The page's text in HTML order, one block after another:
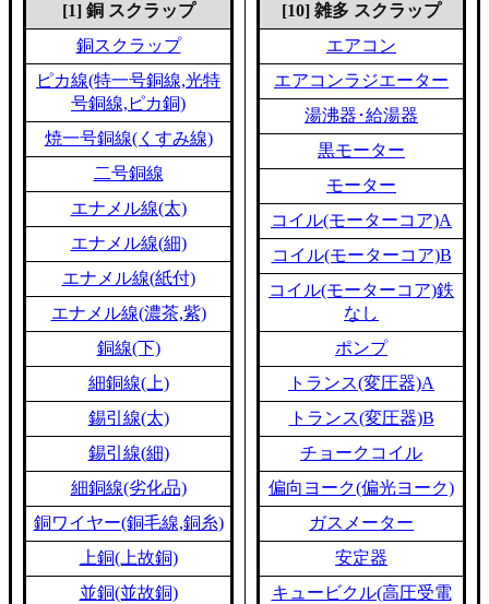
[1] 銅 スクラップ
銅スクラップ
ピカ線(特一号銅線,光特
号銅線,ピカ銅)
焼一号銅線(くすみ線)
二号銅線
エナメル線(太)
エナメル線(細)
エナメル線(紙付)
エナメル線(濃茶,紫)
銅線(下)
細銅線(上)
錫引線(太)
錫引線(細)
細銅線(劣化品)
銅ワイヤー(銅毛線,銅糸)
上銅(上故銅)
並銅(並故銅)
[10] 雑多 スクラップ
エアコン
エアコンラジエーター
湯沸器･給湯器
黒モーター
モーター
コイル(モーターコア)A
コイル(モーターコア)B
コイル(モーターコア)鉄
なし
ポンプ
トランス(変圧器)A
トランス(変圧器)B
チョークコイル
偏向ヨーク(偏光ヨーク)
ガスメーター
安定器
キュービクル(高圧受電